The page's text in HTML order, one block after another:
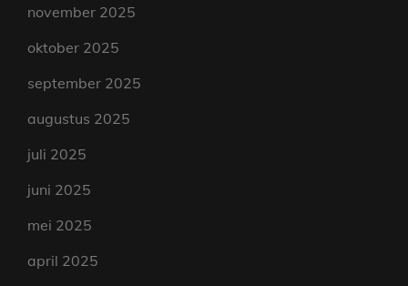
november 2025
oktober 2025
september 2025
augustus 2025
juli 2025
juni 2025
mei 2025
april 2025